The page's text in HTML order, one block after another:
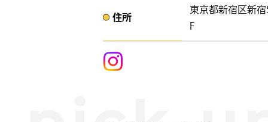
住所​​
東京都新宿区新
F ​